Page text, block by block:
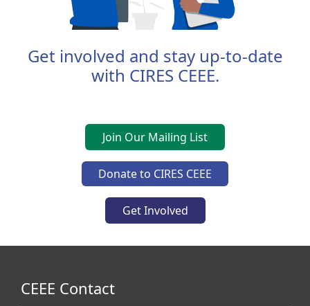
Get involved and stay up-to-date
with CIRES CEEE.
Join Our Mailing List
Donate to CIRES CEEE
Get Involved
CEEE Contact